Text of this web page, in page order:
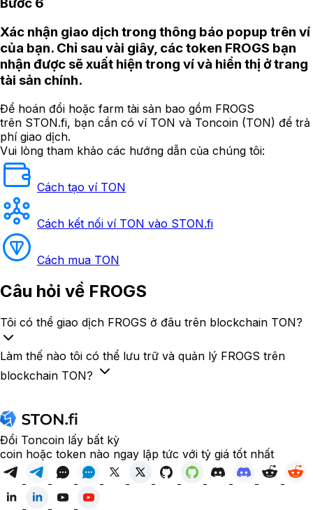
Xác nhận giao dịch trong thông báo popup trên ví
của bạn. Chỉ sau vài giây, các token FROGS bạn
nhận được sẽ xuất hiện trong ví và hiển thị ở trang
tài sản chính.
Để hoán đổi hoặc farm tài sản bao gồm FROGS
trên STON.fi, bạn cần có ví TON và Toncoin (TON) để trả
phí giao dịch.
Vui lòng tham khảo các hướng dẫn của chúng tôi:
Cách tạo ví TON
Cách kết nối ví TON vào STON.fi
Cách mua TON
Câu hỏi về FROGS
Tôi có thể giao dịch FROGS ở đâu trên blockchain TON?
Làm thế nào tôi có thể lưu trữ và quản lý FROGS trên
blockchain TON?
Đổi Toncoin lấy bất kỳ
coin hoặc token nào ngay lập tức với tỷ giá tốt nhất